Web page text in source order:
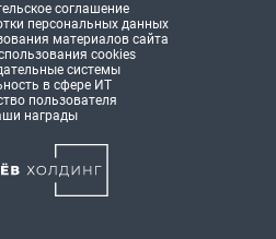
соглашение
персональных данных
материалов сайта
cookies
системы
в сфере ИТ
пользователя
награды